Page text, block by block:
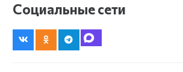
Социальные сети